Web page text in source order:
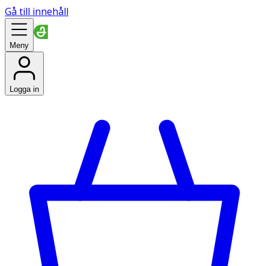
Gå till innehåll
Meny
Logga in